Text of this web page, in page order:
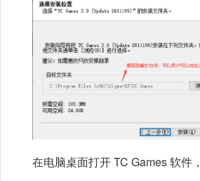
在电脑桌面打开 TC Games 软件